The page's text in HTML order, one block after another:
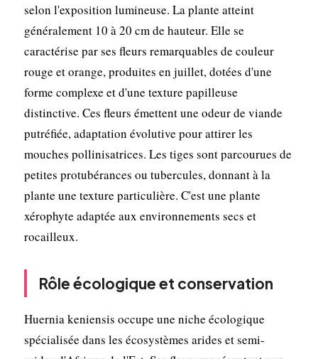
selon l'exposition lumineuse. La plante atteint
généralement 10 à 20 cm de hauteur. Elle se
caractérise par ses fleurs remarquables de couleur
rouge et orange, produites en juillet, dotées d'une
forme complexe et d'une texture papilleuse
distinctive. Ces fleurs émettent une odeur de viande
putréfiée, adaptation évolutive pour attirer les
mouches pollinisatrices. Les tiges sont parcourues de
petites protubérances ou tubercules, donnant à la
plante une texture particulière. C'est une plante
xérophyte adaptée aux environnements secs et
rocailleux.
Rôle écologique et conservation
Huernia keniensis occupe une niche écologique
spécialisée dans les écosystèmes arides et semi-